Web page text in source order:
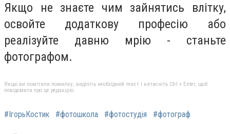
Якщо не знаєте чим зайнятись влітку,
освойте додаткову професію або
реалізуйте давню мрію - станьте
фотографом.
Якщо ви помітили помилку, виділіть необхідний текст і натисніть Ctrl + Enter, щоб
повідомити про це редакцію
#ІгорьКостик #фотошкола #фотостудія #фотограф